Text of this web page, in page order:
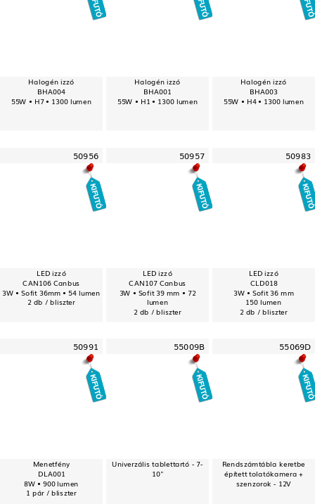
Halogén izzó
BHA004
55W • H7 • 1300 lumen
Halogén izzó
BHA001
55W • H1 • 1300 lumen
Halogén izzó
BHA003
55W • H4 • 1300 lumen
50956
LED izzó
CAN106 Canbus
3W • Sofit 36mm • 54 lumen
2 db / bliszter
50957
LED izzó
CAN107 Canbus
3W • Sofit 39 mm • 72
lumen
2 db / bliszter
50983
LED izzó
CLD018
3W • Sofit 36 mm
150 lumen
2 db / bliszter
50991
Menetfény
DLA001
8W • 900 lumen
1 pár / bliszter
55009B
Univerzális tablettartó - 7-
10"
55069D
Rendszámtábla keretbe
épített tolatókamera +
szenzorok - 12V